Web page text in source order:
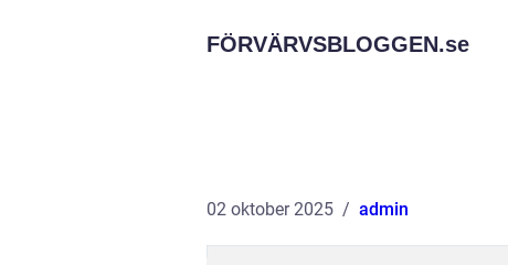
FÖRVÄRVSBLOGGEN.se
02 oktober 2025 admin